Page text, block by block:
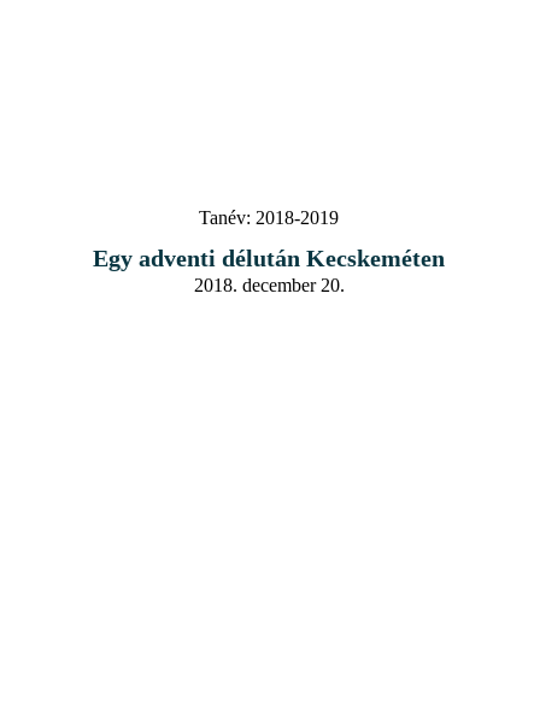
Tanév: 2018-2019
Egy adventi délután Kecskeméten
2018. december 20.